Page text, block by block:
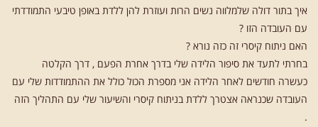
שלי
לידת
איך בתור דולה שלמלווה נשים הרות ועוזרת להן ללדת באופן טיבעי התמודדתי
עם העובדה הזו ?
האם ניתוח קיסרי זה כזה נורא ?
בחרתי לתעד את סיפור הלידה שלי בדרך אחרת הפעם , דרך הקלטה
כעשרה חודשים לאחר הלידה אני מספרת הכול כולל את ההתמודדות שלי עם
העובדה שכנראה אצטרך ללדת בניתוח קיסרי והשיעור שלי עם התהליך הזה
.